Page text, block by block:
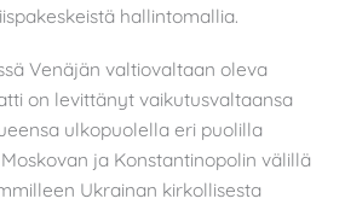
hallintomallia.
Venäjän valtiovaltaan oleva
on levittänyt vaikutusvaltaansa
ulkopuolella eri puolilla
ja Konstantinopolin välillä
Ukrainan kirkollisesta